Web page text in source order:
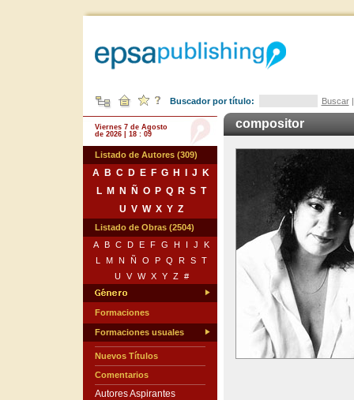
Buscador por título: Buscar
Viernes 7 de Agosto
de 2026 | 18 : 09
Listado de Autores (309)
A B C D E F G H J
K
L
M N Ñ O P Q R S T
U V W X Y Z
Listado de Obras (2504)
A
B C D E F G H I J
K
L
M N Ñ O P Q R S T
U
V W X Y Z #
Formaciones
Formaciones usuales
Nuevos Títulos
Comentarios
Autores Aspirantes
compositor